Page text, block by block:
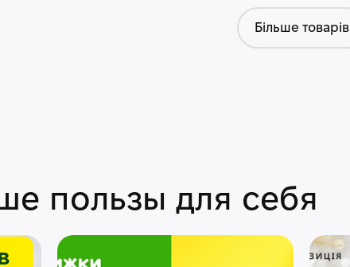
Більше товарів
пользы для себя